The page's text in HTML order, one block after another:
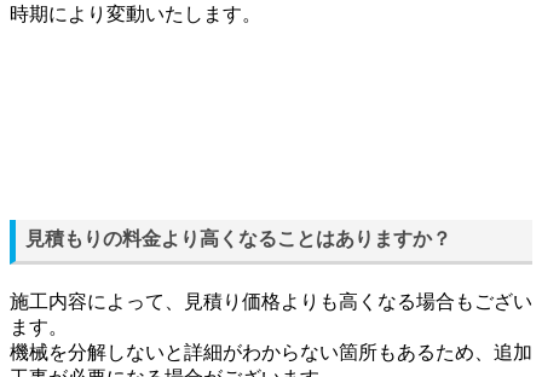
時期により変動いたします。
見積もりの料金より高くなることはありますか？
施工内容によって、見積り価格よりも高くなる場合もござい
ます。
機械を分解しないと詳細がわからない箇所もあるため、追加